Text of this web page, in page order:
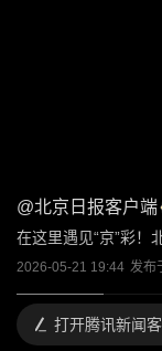
@北京日报客户端
在这里遇见“京”彩！
2026-05-21 19:44 发布
打开腾讯新闻